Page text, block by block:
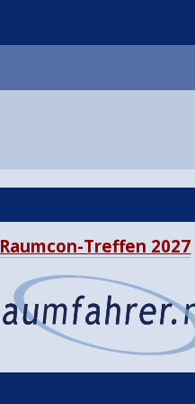
Raumcon-Treffen 2027